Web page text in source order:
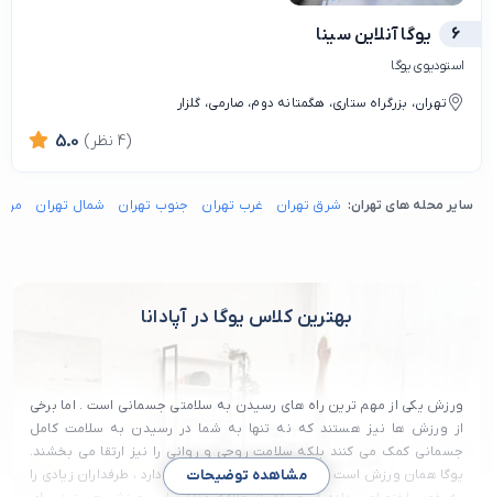
6 یوگا آنلاین سینا
استودیوی یوگا
تهران، بزرگراه ستاری، هگمتانه دوم، صارمی، گلزار
5.0 (4 نظر)
سایر محله های تهران: شرق تهران غرب تهران جنوب تهران شمال تهران
بهترین کلاس یوگا در آپادانا
ورزش یکی از مهم ترین راه های رسیدن به سلامتی جسمانی است . اما برخی
از ورزش ها نیز هستند که نه تنها به شما در رسیدن به سلامت کامل
جسمانی کمک می کنند بلکه سلامت روحی و روانی را نیز ارتقا می بخشند.
یوگا همان ورزش است که به علت فواید فراوانی که دارد ، طرفداران زیادی را
مشاهده توضیحات